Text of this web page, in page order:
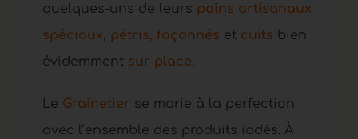
quelques-uns de leurs pains artisanaux
spéciaux, pétris, façonnés et cuits bien
évidemment sur place.
Le Grainetier se marie à la perfection
avec l’ensemble des produits iodés. À